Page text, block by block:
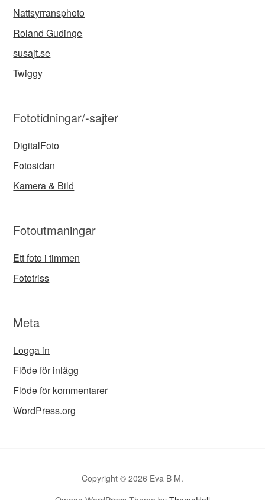
Nattsyrransphoto
Roland Gudinge
susajt.se
Twiggy
Fototidningar/-sajter
DigitalFoto
Fotosidan
Kamera & Bild
Fotoutmaningar
Ett foto i timmen
Fototriss
Meta
Logga in
Flöde för inlägg
Flöde för kommentarer
WordPress.org
Copyright © 2026 Eva B M.